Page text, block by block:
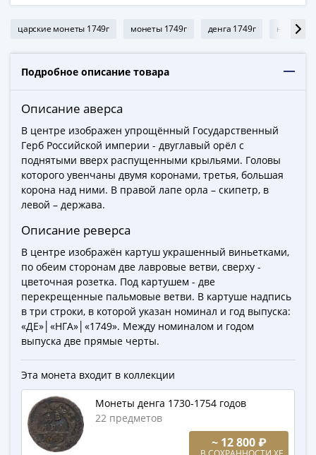
События
Серебряные
Города
трудовой
доблести
Освобожденные
Города-
столицы
Европы
Наборы
коллекции
Монеты
СССР
РСФСР
РСФСР
СССР
(1921-
1958)
ГКЧП
царские монеты 1749г монеты 1749г денга 1749г
Подробное описание товара
Описание аверса
В центре изображен упрощённый Государственный
Герб Российской империи - двуглавый орёл с
поднятыми вверх распущенными крыльями. Головы
которого увенчаны двумя коронами, третья, большая
корона над ними. В правой лапе орла – скипетр, в
левой – держава.
Описание реверса
В центре изображён картуш украшенный виньетками,
по обеим сторонам две лавровые ветви, сверху -
цветочная розетка. Под картушем - две
перекрещенные пальмовые ветви. В картуше надпись
в три строки, в которой указан номинал и год выпуска:
«ДЕ»│«НГА»│«1749». Между номиналом и годом
выпуска две прямые черты.
Эта монета входит в коллекции
Монеты денга 1730-1754 годов
22 предметов
~ 12 800 ₽